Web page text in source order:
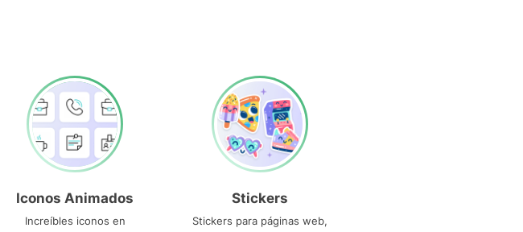
Iconos Animados
Increíbles iconos en
Stickers
Stickers para páginas web,